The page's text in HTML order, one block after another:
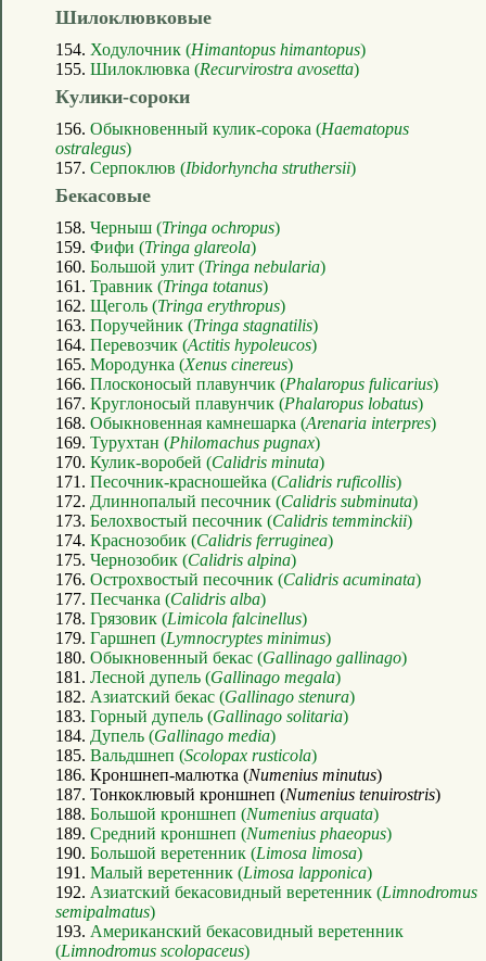
Шилоклювковые
154. Ходулочник (Himantopus himantopus)
155. Шилоклювка (Recurvirostra avosetta)
Кулики-сороки
156. Обыкновенный кулик-сорока (Haematopus
ostralegus)
157. Серпоклюв (Ibidorhyncha struthersii)
Бекасовые
158. Черныш (Tringa ochropus)
159. Фифи (Tringa glareola)
160. Большой улит (Tringa nebularia)
161. Травник (Tringa totanus)
162. Щеголь (Tringa erythropus)
163. Поручейник (Tringa stagnatilis)
164. Перевозчик (Actitis hypoleucos)
165. Мородунка (Xenus cinereus)
166. Плосконосый плавунчик (Phalaropus fulicarius)
167. Круглоносый плавунчик (Phalaropus lobatus)
168. Обыкновенная камнешарка (Arenaria interpres)
169. Турухтан (Philomachus pugnax)
170. Кулик-воробей (Calidris minuta)
171. Песочник-красношейка (Calidris ruficollis)
172. Длиннопалый песочник (Calidris subminuta)
173. Белохвостый песочник (Calidris temminckii)
174. Краснозобик (Calidris ferruginea)
175. Чернозобик (Calidris alpina)
176. Острохвостый песочник (Calidris acuminata)
177. Песчанка (Calidris alba)
178. Грязовик (Limicola falcinellus)
179. Гаршнеп (Lymnocryptes minimus)
180. Обыкновенный бекас (Gallinago gallinago)
181. Лесной дупель (Gallinago megala)
182. Азиатский бекас (Gallinago stenura)
183. Горный дупель (Gallinago solitaria)
184. Дупель (Gallinago media)
185. Вальдшнеп (Scolopax rusticola)
186. Кроншнеп-малютка (Numenius minutus)
187. Тонкоклювый кроншнеп (Numenius tenuirostris)
188. Большой кроншнеп (Numenius arquata)
189. Средний кроншнеп (Numenius phaeopus)
190. Большой веретенник (Limosa limosa)
191. Малый веретенник (Limosa lapponica)
192. Азиатский бекасовидный веретенник (Limnodromus
semipalmatus)
193. Американский бекасовидный веретенник
(Limnodromus scolopaceus)